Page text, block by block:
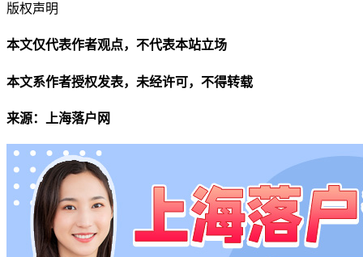
版权声明
本文仅代表作者观点，不代表本站立场
本文系作者授权发表，未经许可，不得转载
来源：上海落户网